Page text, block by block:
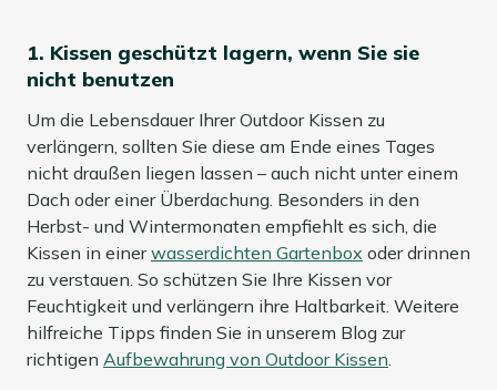
1. Kissen geschützt lagern, wenn Sie sie
nicht benutzen
Um die Lebensdauer Ihrer Outdoor Kissen zu
verlängern, sollten Sie diese am Ende eines Tages
nicht draußen liegen lassen – auch nicht unter einem
Dach oder einer Überdachung. Besonders in den
Herbst- und Wintermonaten empfiehlt es sich, die
Kissen in einerwasserdichten Gartenbox oder drinnen
zu verstauen. So schützen Sie Ihre Kissen vor
Feuchtigkeit und verlängern ihre Haltbarkeit. Weitere
hilfreiche Tipps finden Sie in unserem Blog zur
richtigen Aufbewahrung von Outdoor Kissen